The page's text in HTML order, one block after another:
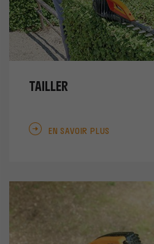
TAILLER
EN SAVOIR PLUS